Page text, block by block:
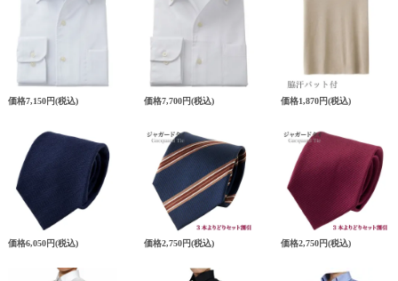
価格7,150円(税込) 価格7,700円(税込) 価格1,870円(税込)
価格6,050円(税込) 価格2,750円(税込) 価格2,750円(税込)